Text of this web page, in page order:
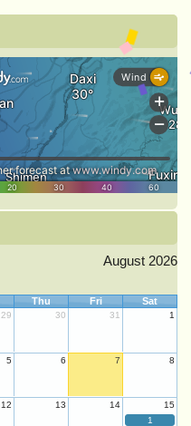
August 2026
Thu Fri Sat
29 30 31 1
5 6 7 8
12 13 14
15
1